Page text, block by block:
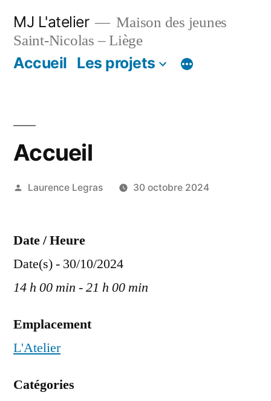
contenu
MJ L'atelier
Maison des jeunes
Saint-Nicolas – Liège
Accueil Les projets
Accueil
Publié
Laurence Legras 30 octobre 2024
Date / Heure
Date(s) - 30/10/2024
14 h 00 min - 21 h 00 min
Emplacement
L'Atelier
Catégories